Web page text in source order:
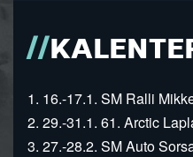
1. 16.-17.1. SM Ralli
2. 29.-31.1. 61. Arctic
3. 27.-28.2. SM Auto